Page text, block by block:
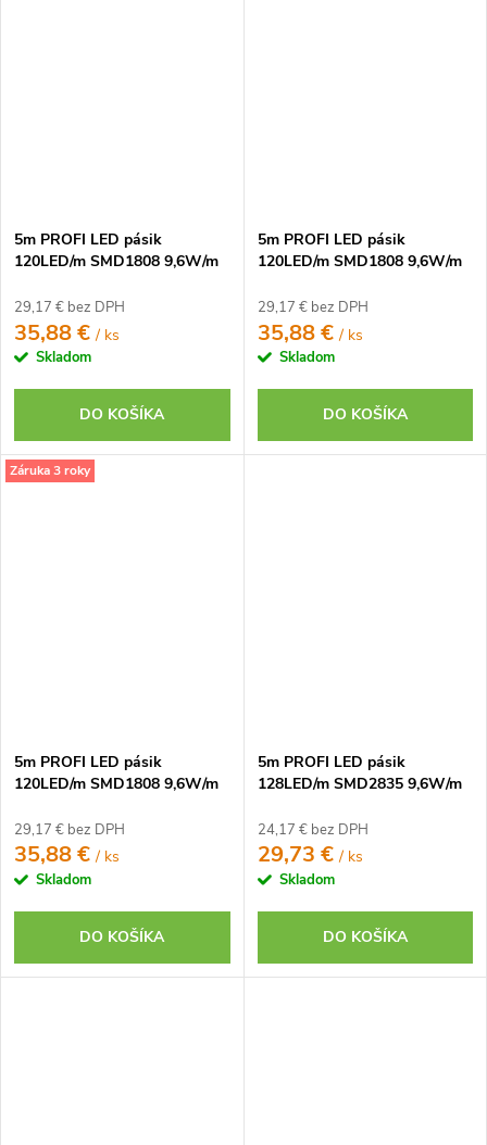
5m PROFI LED pásik
120LED/m SMD1808 9,6W/m
29,17 € bez DPH
35,88 €/ ks
Skladom
DO KOŠÍKA
5m PROFI LED pásik
120LED/m SMD1808 9,6W/m
29,17 € bez DPH
35,88 €/ ks
Skladom
DO KOŠÍKA
Záruka 3 roky
5m PROFI LED pásik
120LED/m SMD1808 9,6W/m
29,17 € bez DPH
35,88 €/ ks
Skladom
DO KOŠÍKA
5m PROFI LED pásik
128LED/m SMD2835 9,6W/m
vysokosvietivý
24,17 € bez DPH
29,73 €/ ks
Skladom
DO KOŠÍKA